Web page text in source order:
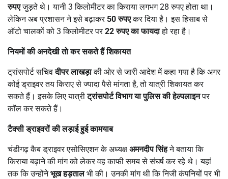
रुपएजुड़ते थे। यानी 3 किलोमीटर का किराया लगभग 28 रुपए होता था।
लेकिन अब प्रशासन ने इसे बढ़ाकर50रुपएकर दिया है। इस हिसाब से
ऑटो चालकों को 3 किलोमीटर पर22रुपए का फायदाहो रहा है।
नियमों की अनदेखी तो कर सकते हैं शिकायत
ट्रांसपोर्ट सचिवदीपर लाखड़ाकी ओर से जारी आदेश में कहा गया है कि अगर
कोई ड्राइवर तय किराए से ज्यादा पैसे मांगता है, तो यात्री शिकायत कर
सकते हैं। इसके लिए यात्रीट्रांसपोर्ट विभाग या पुलिस की हेल्पलाइनपर
कॉल कर सकते हैं।
टैक्सी ड्राइवरों की लड़ाई हुई कामयाब
चंडीगढ़ कैब ड्राइवर एसोसिएशन के अध्यक्ष अमनदीप सिंहने बताया कि
किराया बढ़ाने की मांग को लेकर वह काफी समय से संघर्ष कर रहे थे। यहां
तक कि उन्होंनेभूख हड़तालभी की। उनकी मांग थी कि निजी कंपनियों पर भी